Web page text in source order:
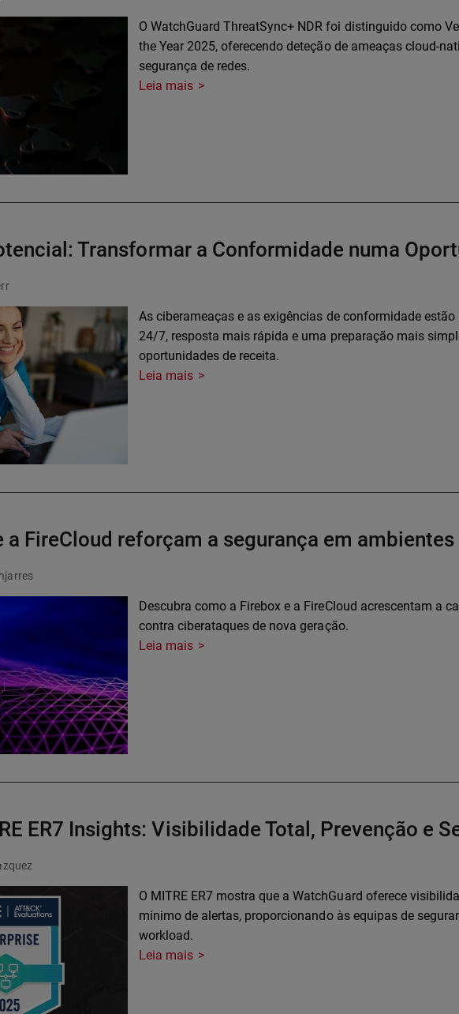
O WatchGuard ThreatSync+ NDR foi distinguido como
the Year 2025, oferecendo deteção de ameaças cloud-
segurança de redes.
Leia mais
Transformar a Conformidade numa
As ciberameaças e as exigências de conformidade
24/7, resposta mais rápida e uma preparação mais
oportunidades de receita.
Leia mais
a FireCloud reforçam a segurança em
Descubra como a Firebox e a FireCloud acrescentam a
contra ciberataques de nova geração.
Leia mais
ER7 Insights: Visibilidade Total, Prevenção e
O MITRE ER7 mostra que a WatchGuard oferece
mínimo de alertas, proporcionando às equipas de
workload.
Leia mais